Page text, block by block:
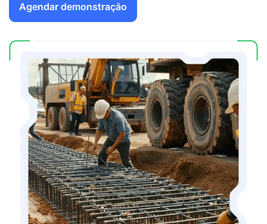
Agendar demonstração